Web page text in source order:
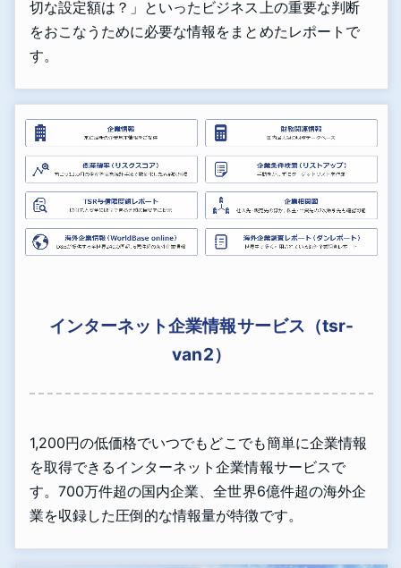
切な設定額は？」といったビジネス上の重要な判断
をおこなうために必要な情報をまとめたレポートで
す。
インターネット企業情報サービス（tsr-
van2）
1,200円の低価格でいつでもどこでも簡単に企業情報
を取得できるインターネット企業情報サービスで
す。700万件超の国内企業、全世界6億件超の海外企
業を収録した圧倒的な情報量が特徴です。